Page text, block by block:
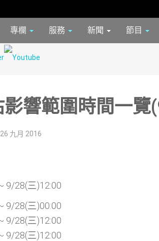
專欄 服務 新聞 節目
響範圍時間一
26 九月 2016
9/28(三)12:00
9/28(三)00:00
9/28(三)12:00
9/28(三)12:00